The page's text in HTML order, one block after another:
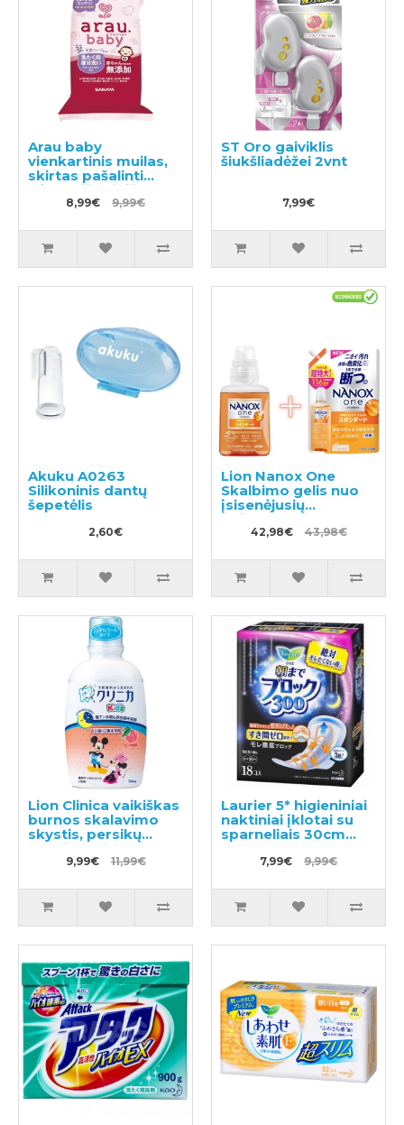
Arau baby
vienkartinis muilas,
skirtas pašalinti
dėmes iš vaikiškų
audeklų, 110g
8,99€ 9,99€
ST Oro gaiviklis
šiukšliadėžei 2vnt
7,99€
Akuku A0263
Silikoninis dantų
šepetėlis
2,60€
Lion Nanox One
Skalbimo gelis nuo
įsisenėjusių
nešvarumų 380g +
užpildas 1160g
42,98€ 43,98€
Lion Clinica vaikiškas
burnos skalavimo
skystis, persikų
skonio 250ml
9,99€ 11,99€
Laurier 5* higieniniai
naktiniai įklotai su
sparneliais 30cm
7,99€ 9,99€